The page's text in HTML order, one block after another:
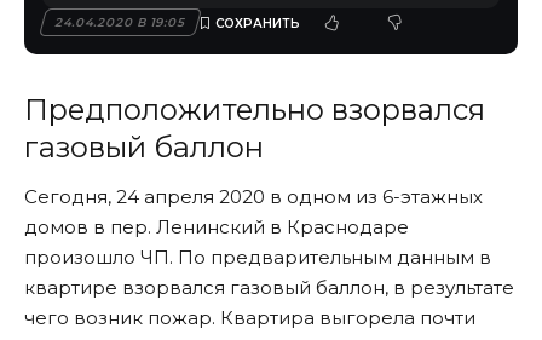
24.04.2020 В 19:05
Предположительно взорвался
газовый баллон
Сегодня, 24 апреля 2020 в одном из 6-этажных
домов в пер. Ленинский в Краснодаре
произошло ЧП. По предварительным данным в
квартире взорвался газовый баллон, в результате
чего возник пожар. Квартира выгорела почти